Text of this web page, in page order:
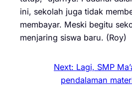
ini, sekolah juga tidak
membayar. Meski begitu
menjaring siswa baru. (Roy)
Next: Lagi, SMP
pendalaman